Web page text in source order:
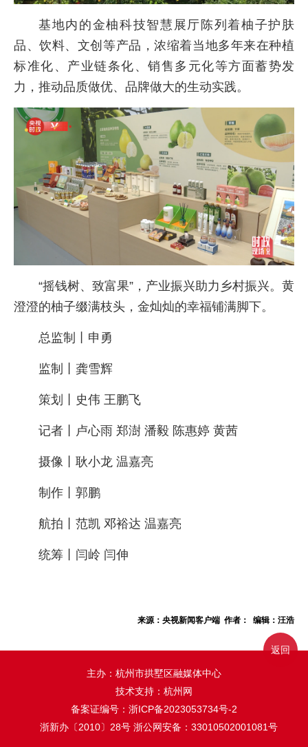
基地内的金柚科技智慧展厅陈列着柚子护肤
品、饮料、文创等产品，浓缩着当地多年来在种植
标准化、产业链条化、销售多元化等方面蓄势发
力，推动品质做优、品牌做大的生动实践。
“摇钱树、致富果”，产业振兴助力乡村振兴。黄
澄澄的柚子缀满枝头，金灿灿的幸福铺满脚下。
总监制丨申勇
监制丨龚雪辉
策划丨史伟 王鹏飞
记者丨卢心雨 郑澍 潘毅 陈惠婷 黄茜
摄像丨耿小龙 温嘉亮
制作丨郭鹏
航拍丨范凯 邓裕达 温嘉亮
统筹丨闫岭 闫伸
来源：央视新闻客户端 作者： 编辑：汪浩
主办：杭州市拱墅区融媒体中心
技术支持：杭州网
备案证编号： 浙ICP备2023053734号-2
浙新办〔2010〕28号 浙公网安备：33010502001081号
返回